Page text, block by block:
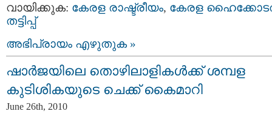
വായിക്കുക: കേരള രാഷ്ട്രീയം, കേരള
തട്ടിപ്പ്‌
അഭിപ്രായം എഴുതുക »
ഷാര്‍ജയിലെ തൊഴിലാളികള്‍ക്ക് ശമ്പള
കുടിശികയുടെ ചെക്ക് കൈമാറി
June 26th, 2010